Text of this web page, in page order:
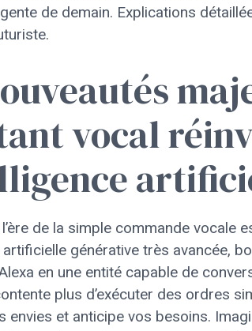
de demain. Explications
vocal
de la simple commande vocale
artificielle générative très avancée,
en une entité capable de
plus d’exécuter des ordres
envies et anticipe vos besoins.